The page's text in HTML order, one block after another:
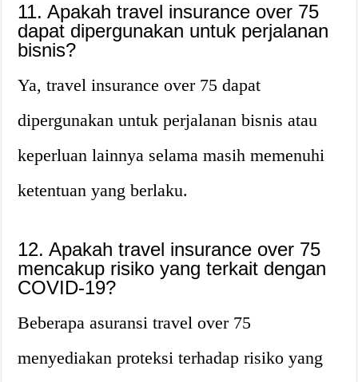
11. Apakah travel insurance over 75
dapat dipergunakan untuk perjalanan
bisnis?
Ya, travel insurance over 75 dapat
dipergunakan untuk perjalanan bisnis atau
keperluan lainnya selama masih memenuhi
ketentuan yang berlaku.
12. Apakah travel insurance over 75
mencakup risiko yang terkait dengan
COVID-19?
Beberapa asuransi travel over 75
menyediakan proteksi terhadap risiko yang